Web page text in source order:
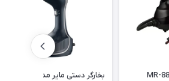
بخارگر دستی مایر مدل MR-804